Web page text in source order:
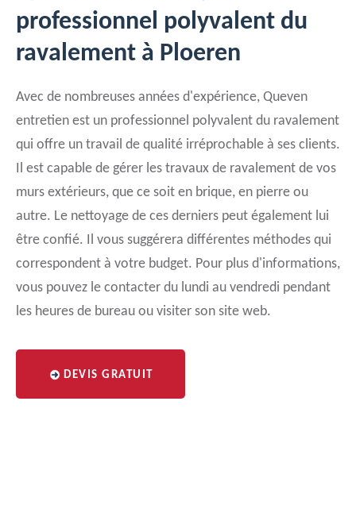
professionnel polyvalent du
ravalement à Ploeren
Avec de nombreuses années d'expérience, Queven
entretien est un professionnel polyvalent du ravalement
qui offre un travail de qualité irréprochable à ses clients.
Il est capable de gérer les travaux de ravalement de vos
murs extérieurs, que ce soit en brique, en pierre ou
autre. Le nettoyage de ces derniers peut également lui
être confié. Il vous suggérera différentes méthodes qui
correspondent à votre budget. Pour plus d'informations,
vous pouvez le contacter du lundi au vendredi pendant
les heures de bureau ou visiter son site web.
DEVIS GRATUIT